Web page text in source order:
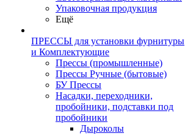
Упаковочная продукция
Ещё
ПРЕССЫ для установки фурнитуры
и Комплектующие
Прессы (промышленные)
Прессы Ручные (бытовые)
БУ Прессы
Насадки, переходники,
пробойники, подставки под
пробойники
Дыроколы